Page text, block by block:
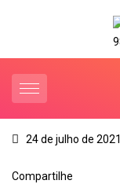
24 de julho de 2021
Compartilhe